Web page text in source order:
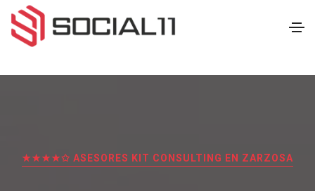
★★★★✩ ASESORES KIT CONSULTING EN ZARZOSA